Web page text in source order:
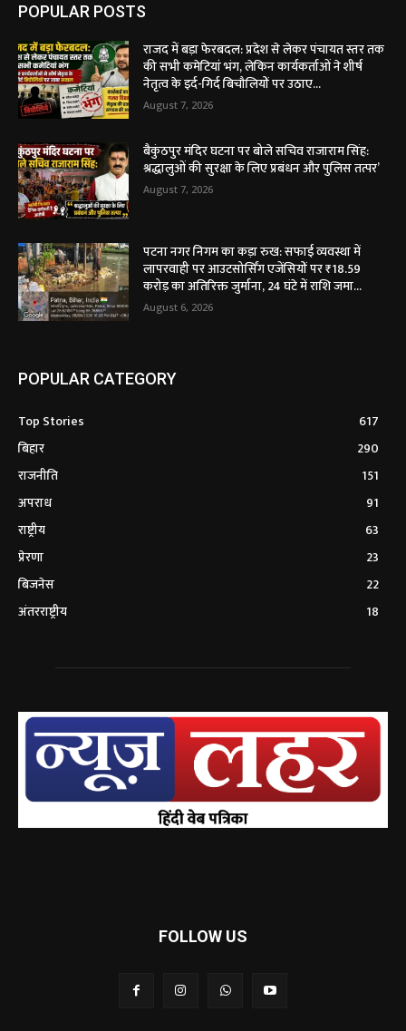
POPULAR POSTS
राजद में बड़ा फेरबदल: प्रदेश से लेकर पंचायत स्तर तक
की सभी कमेटियां भंग, लेकिन कार्यकर्ताओं ने शीर्ष
नेतृत्व के इर्द-गिर्द बिचौलियों पर उठाए...
August 7, 2026
बैकुंठपुर मंदिर घटना पर बोले सचिव राजाराम सिंह:
श्रद्धालुओं की सुरक्षा के लिए प्रबंधन और पुलिस तत्पर’
August 7, 2026
पटना नगर निगम का कड़ा रुख: सफाई व्यवस्था में
लापरवाही पर आउटसोर्सिंग एजेंसियों पर ₹18.59
करोड़ का अतिरिक्त जुर्माना, 24 घंटे में राशि जमा...
August 6, 2026
POPULAR CATEGORY
Top Stories
617
बिहार
290
राजनीति
151
अपराध
91
राष्ट्रीय
63
प्रेरणा
23
बिजनेस
22
अंतरराष्ट्रीय
18
FOLLOW US